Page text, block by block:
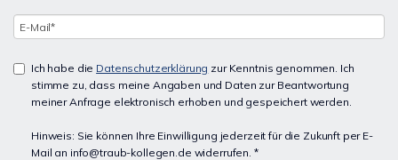
Ich habe die Datenschutzerklärung zur Kenntnis genommen. Ich
stimme zu, dass meine Angaben und Daten zur Beantwortung
meiner Anfrage elektronisch erhoben und gespeichert werden.
Hinweis: Sie können Ihre Einwilligung jederzeit für die Zukunft per E-
Mail an info@traub-kollegen.de widerrufen. *